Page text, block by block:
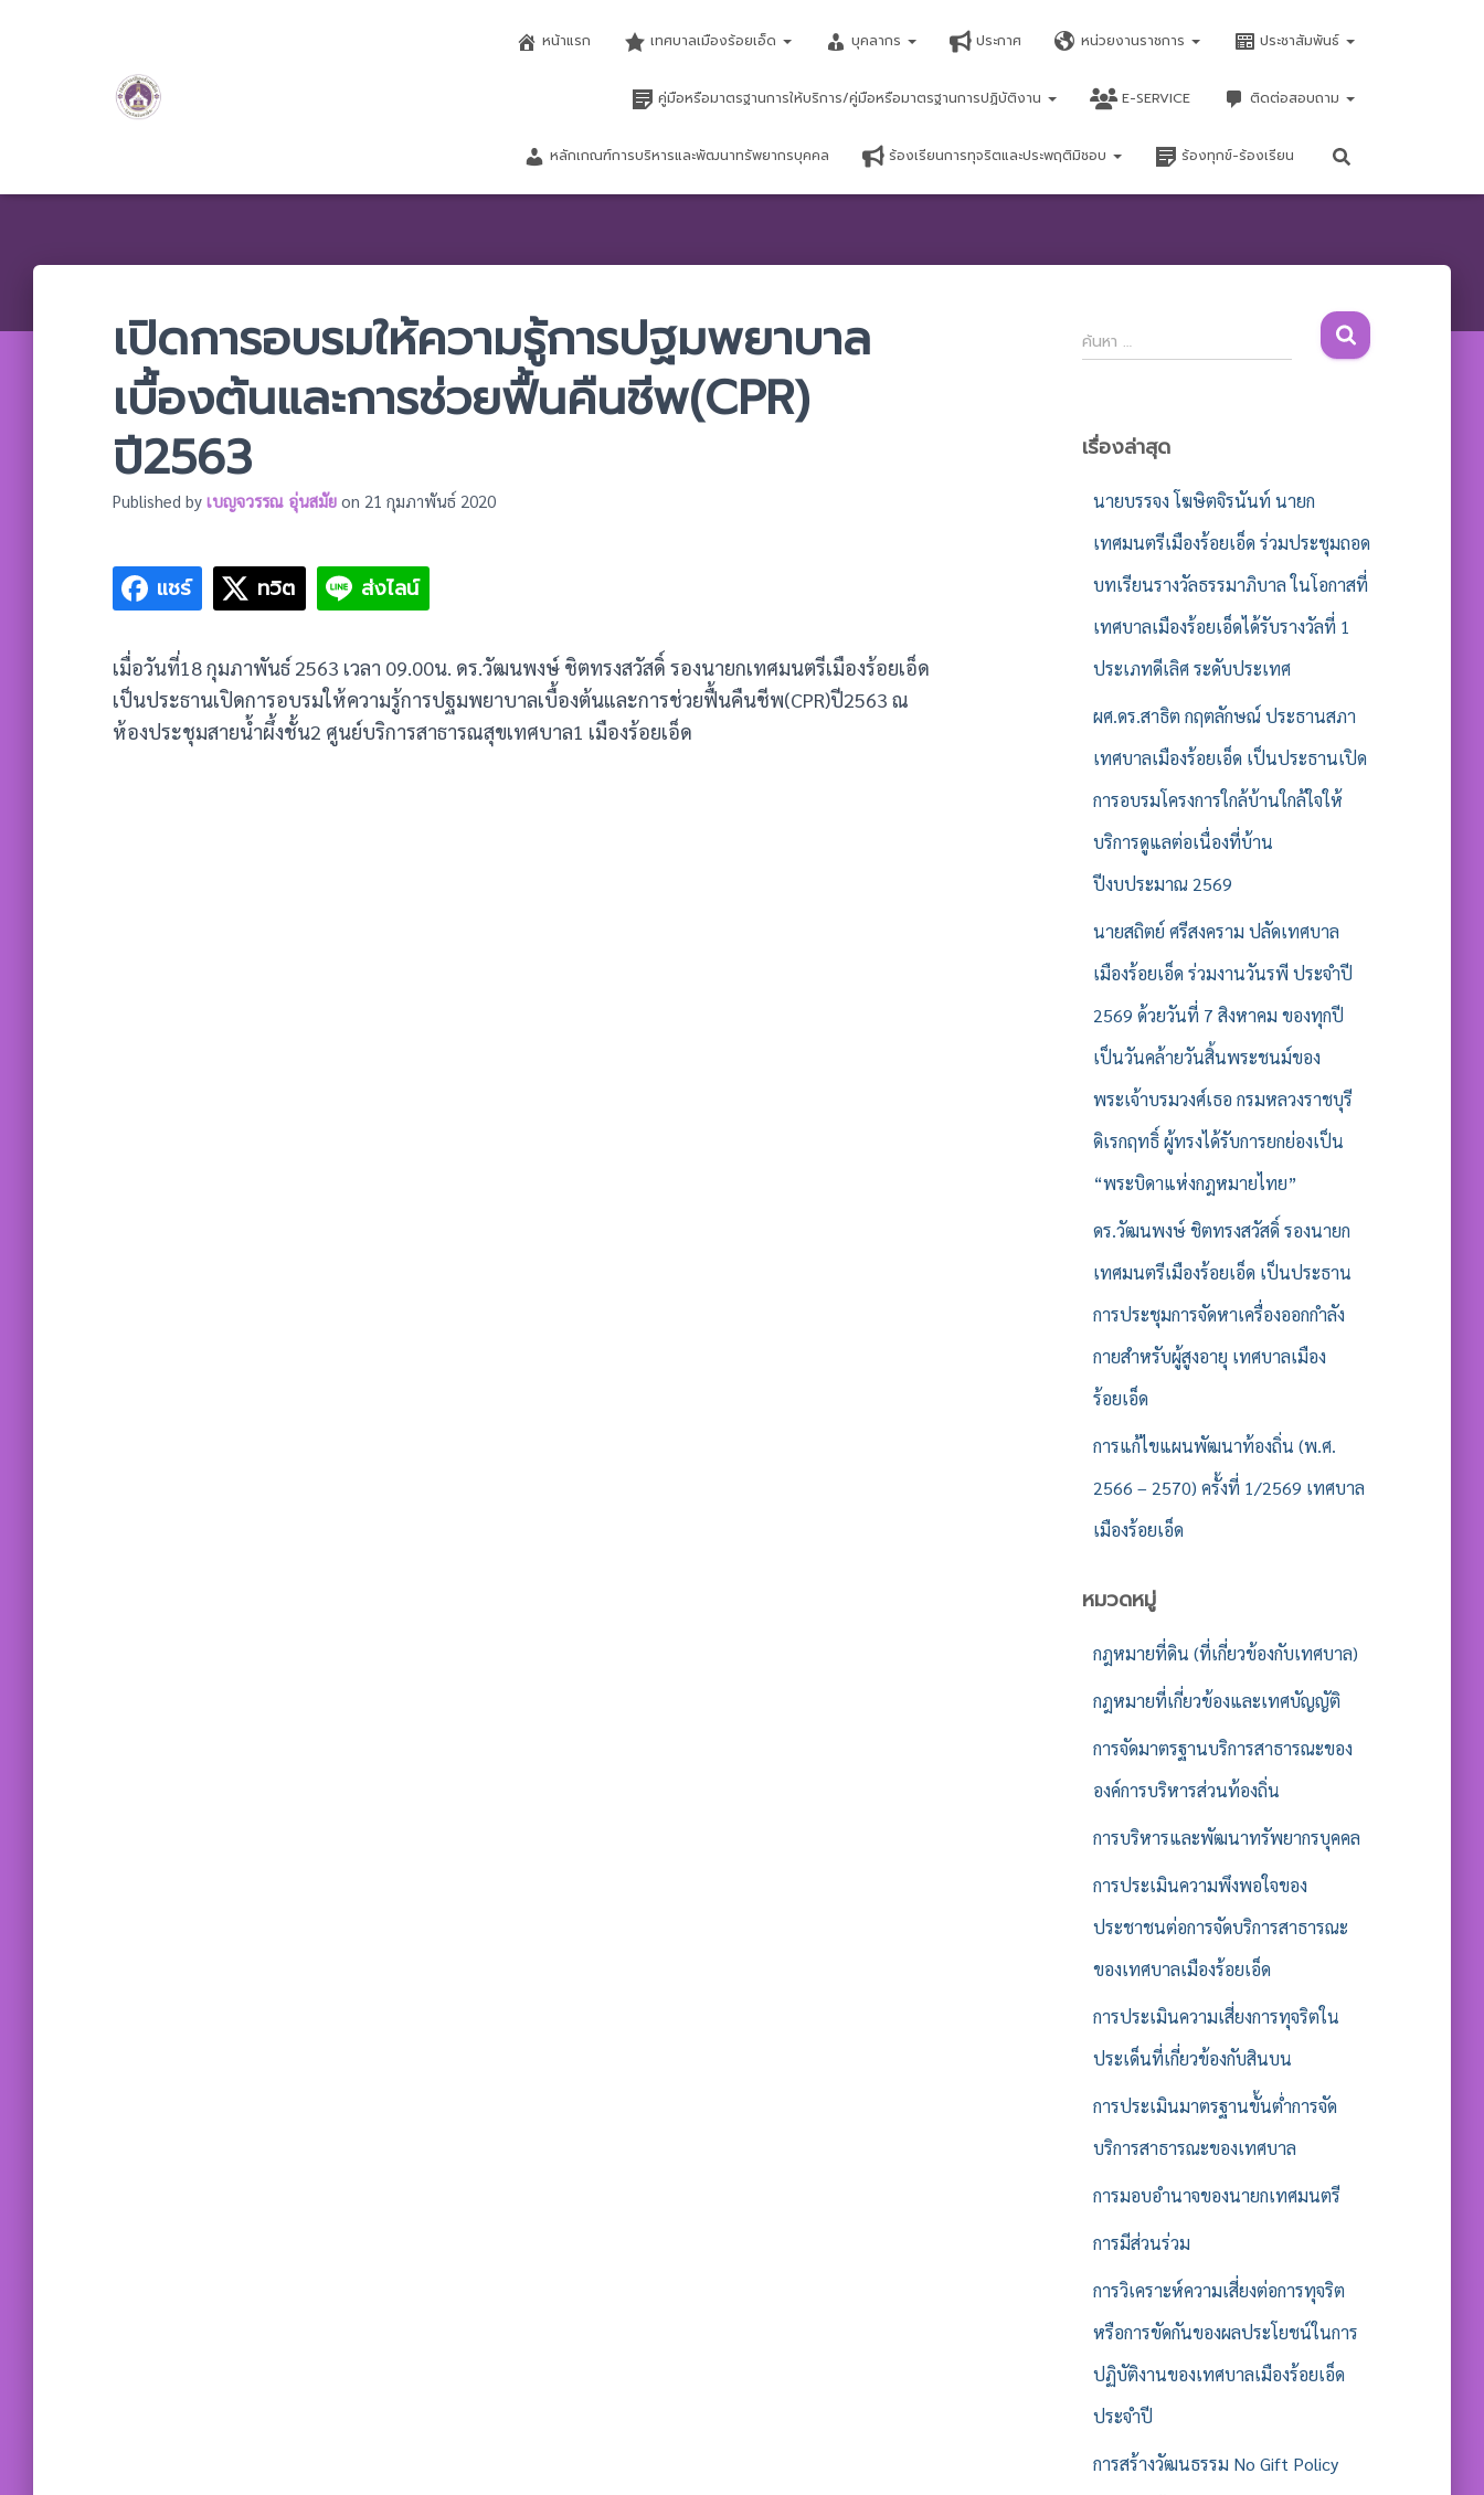
หน้าแรก เทศบาลเมืองร้อยเอ็ด บุคลากร ประกาศ หน่วยงานราชการ ประชาสัมพันธ์
คู่มือหรือมาตรฐานการให้บริการ/คู่มือหรือมาตรฐานการปฏิบัติงาน E-SERVICE ติดต่อสอบถาม
หลักเกณฑ์การบริหารและพัฒนาทรัพยากรบุคคล ร้องเรียนการทุจริตและประพฤติมิชอบ ร้องทุกข์-ร้องเรียน
เปิดการอบรมให้ความรู้การปฐมพยาบาล
เบื้องต้นและการช่วยฟื้นคืนชีพ(CPR)​
ปี2563
Published by เบญจวรรณ อุ่นสมัย on 21 กุมภาพันธ์ 2020
แชร์ ทวิต ส่งไลน์
เมื่อวันที่18 กุมภาพันธ์ 2563 เวลา 09.00น. ดร.วัฒนพงษ์ ชิตทรงสวัสดิ์ รองนายกเทศมนตรีเมืองร้อยเอ็ด
เป็นประธานเปิดการอบรมให้ความรู้การปฐมพยาบาลเบื้องต้นและการช่วยฟื้นคืนชีพ(CPR)​ปี2563 ณ
ห้องประชุมสายน้ำผึ้งชั้น2 ศูนย์บริการสาธารณสุขเทศบาล1 เมืองร้อยเอ็ด
ค้
น
สำ
ค้นหา …
เรื่องล่าสุด
นายบรรจง โฆษิตจิรนันท์ นายก
เทศมนตรีเมืองร้อยเอ็ด ร่วมประชุมถอด
บทเรียนรางวัลธรรมาภิบาล ในโอกาสที่
เทศบาลเมืองร้อยเอ็ดได้รับรางวัลที่ 1
ประเภทดีเลิศ ระดับประเทศ
ผศ.ดร.สาธิต กฤตลักษณ์ ประธานสภา
เทศบาลเมืองร้อยเอ็ด เป็นประธานเปิด
การอบรมโครงการใกล้บ้านใกล้ใจให้
บริการดูแลต่อเนื่องที่บ้าน
ปีงบประมาณ 2569
นายสถิตย์ ศรีสงคราม ปลัดเทศบาล
เมืองร้อยเอ็ด ร่วมงานวันรพี ประจำปี
2569 ด้วยวันที่ 7 สิงหาคม ของทุกปี
เป็นวันคล้ายวันสิ้นพระชนม์ของ
พระเจ้าบรมวงศ์เธอ กรมหลวงราชบุรี
ดิเรกฤทธิ์ ผู้ทรงได้รับการยกย่องเป็น
“พระบิดาแห่งกฎหมายไทย”
ดร.วัฒนพงษ์ ชิตทรงสวัสดิ์ รองนายก
เทศมนตรีเมืองร้อยเอ็ด เป็นประธาน
การประชุมการจัดหาเครื่องออกกำลัง
กายสำหรับผู้สูงอายุ เทศบาลเมือง
ร้อยเอ็ด
การแก้ไขแผนพัฒนาท้องถิ่น (พ.ศ.
2566 – 2570) ครั้งที่ 1/2569 เทศบาล
เมืองร้อยเอ็ด
หมวดหมู่
กฎหมายที่ดิน (ที่เกี่ยวข้องกับเทศบาล)
กฎหมายที่เกี่ยวข้องและเทศบัญญัติ
การจัดมาตรฐานบริการสาธารณะของ
องค์การบริหารส่วนท้องถิ่น
การบริหารและพัฒนาทรัพยากรบุคคล
การประเมินความพึงพอใจของ
ประชาชนต่อการจัดบริการสาธารณะ
ของเทศบาลเมืองร้อยเอ็ด
การประเมินความเสี่ยงการทุจริตใน
ประเด็นที่เกี่ยวข้องกับสินบน
การประเมินมาตรฐานขั้นต่ำการจัด
บริการสาธารณะของเทศบาล
การมอบอำนาจของนายกเทศมนตรี
การมีส่วนร่วม
การวิเคราะห์ความเสี่ยงต่อการทุจริต
หรือการขัดกันของผลประโยชน์ในการ
ปฏิบัติงานของเทศบาลเมืองร้อยเอ็ด
ประจำปี
การสร้างวัฒนธรรม No Gift Policy